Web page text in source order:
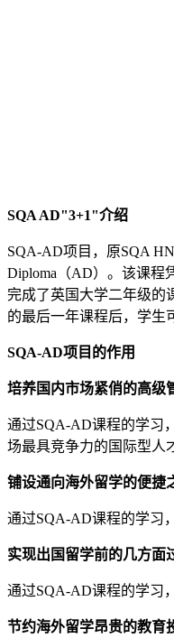
SQA AD"3+1"介绍
SQA-AD项目，原SQA
Diploma（AD）。该课程
完成了英国大学二年级的
的最后一年课程后，学生
SQA-AD项目的作用
培养国内市场紧俏的高级
通过SQA-AD课程的学习
场最具竞争力的国际型人
铺设通向海外留学的便捷
通过SQA-AD课程的学习
实现出国留学前的几方面
通过SQA-AD课程的学习
节约海外留学昂贵的教育